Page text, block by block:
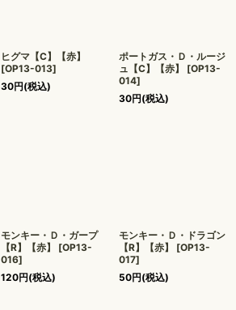
ヒグマ【C】【赤】
[OP13-013]
30円(税込)
ポートガス・Ｄ・ルージ
ュ【C】【赤】
[OP13-
014]
30円(税込)
モンキー・Ｄ・ガープ
【R】【赤】
[OP13-
016]
120円(税込)
モンキー・Ｄ・ドラゴン
【R】【赤】
[OP13-
017]
50円(税込)